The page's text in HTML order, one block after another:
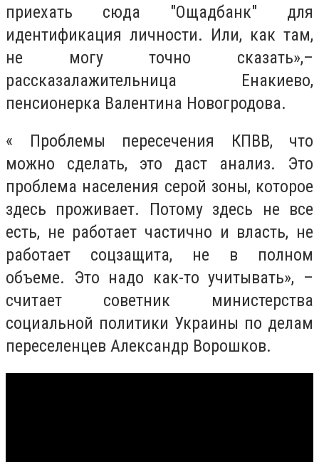
приехать сюда "Ощадбанк" для
идентификация личности. Или, как там,
не могу точно сказать»,–
рассказалажительница Енакиево,
пенсионерка Валентина Новогродова.
« Проблемы пересечения КПВВ, что
можно сделать, это даст анализ. Это
проблема населения серой зоны, которое
здесь проживает. Потому здесь не все
есть, не работает частично и власть, не
работает соцзащита, не в полном
объеме. Это надо как-то учитывать», –
считает советник министерства
социальной политики Украины по делам
переселенцев Александр Ворошков.